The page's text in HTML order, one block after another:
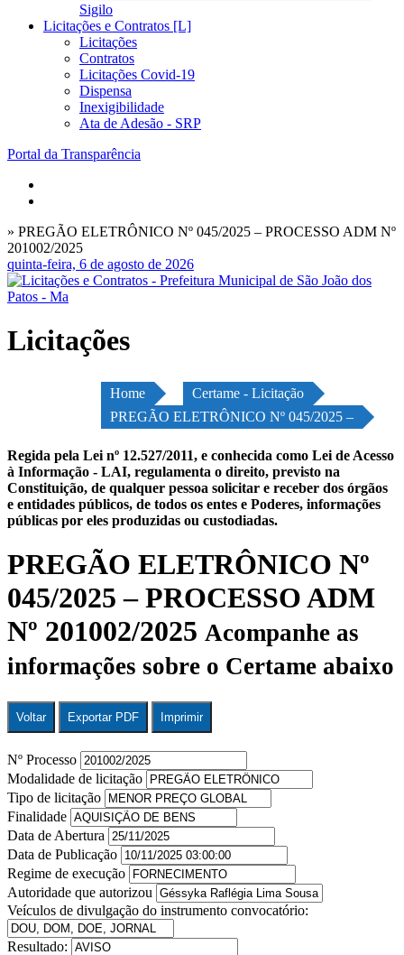
Sigilo
Licitações e Contratos [L]
Licitações
Contratos
Licitações Covid-19
Dispensa
Inexigibilidade
Ata de Adesão - SRP
Portal da Transparência
» PREGÃO ELETRÔNICO Nº 045/2025 – PROCESSO ADM Nº
201002/2025
quinta-feira, 6 de agosto de 2026
Licitações
Home
Certame - Licitação
PREGÃO ELETRÔNICO Nº 045/2025 –
Regida pela Lei nº 12.527/2011, e conhecida como Lei de Acesso
à Informação - LAI, regulamenta o direito, previsto na
Constituição, de qualquer pessoa solicitar e receber dos órgãos
e entidades públicos, de todos os entes e Poderes, informações
públicas por eles produzidas ou custodiadas.
PREGÃO ELETRÔNICO Nº
045/2025 – PROCESSO ADM
Nº 201002/2025 Acompanhe as
informações sobre o Certame abaixo
Voltar Exportar PDF Imprimir
Nº Processo
Modalidade de licitação
Tipo de licitação
Finalidade
Data de Abertura
Data de Publicação
Regime de execução
Autoridade que autorizou
Veículos de divulgação do instrumento convocatório:
Resultado: